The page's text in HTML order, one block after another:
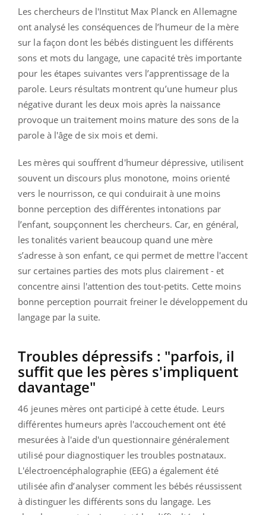
Les chercheurs de l'Institut Max Planck en Allemagne
ont analysé les conséquences de l’humeur de la mère
sur la façon dont les bébés distinguent les différents
sons et mots du langage, une capacité très importante
pour les étapes suivantes vers l’apprentissage de la
parole. Leurs résultats montrent qu’une humeur plus
négative durant les deux mois après la naissance
provoque un traitement moins mature des sons de la
parole à l'âge de six mois et demi.
Les mères qui souffrent d'humeur dépressive, utilisent
souvent un discours plus monotone, moins orienté
vers le nourrisson, ce qui conduirait à une moins
bonne perception des différentes intonations par
l’enfant, soupçonnent les chercheurs. Car, en général,
les tonalités varient beaucoup quand une mère
s’adresse à son enfant, ce qui permet de mettre l'accent
sur certaines parties des mots plus clairement - et
concentre ainsi l'attention des tout-petits. Cette moins
bonne perception pourrait freiner le développement du
langage par la suite.
Troubles dépressifs : "parfois, il
suffit que les pères s'impliquent
davantage"
46 jeunes mères ont participé à cette étude. Leurs
différentes humeurs après l'accouchement ont été
mesurées à l'aide d'un questionnaire généralement
utilisé pour diagnostiquer les troubles postnataux.
L'électroencéphalographie (EEG) a également été
utilisée afin d’analyser comment les bébés réussissent
à distinguer les différents sons du langage. Les